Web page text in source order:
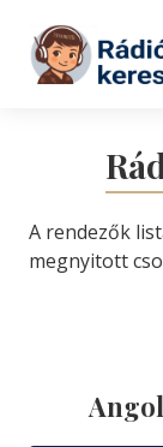
Tovább a
A rendezők
megnyitott